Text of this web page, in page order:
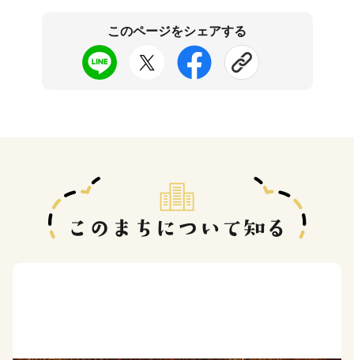
このページをシェアする